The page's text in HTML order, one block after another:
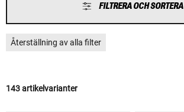
FILTRERA OCH SORTERA
Återställning av alla filter
143 artikelvarianter